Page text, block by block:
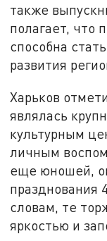
также
полагает, что
способна
развития
Харьков
являлась
культурным
личным
еще юношей,
празднования
словам, те
яркостью и